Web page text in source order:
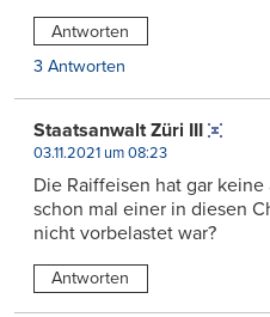
Antworten
3 Antworten
Staatsanwalt Züri III
03.11.2021 um 08:23
Die Raiffeisen hat gar
schon mal einer in diesen
nicht vorbelastet war?
Antworten